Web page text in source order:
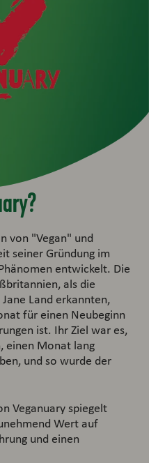
von "Vegan" und
seiner Gründung im
entwickelt. Die
als die
Land erkannten,
für einen Neubeginn
ist. Ihr Ziel war es,
einen Monat lang
und so wurde der
Veganuary spiegelt
Wert auf
und einen